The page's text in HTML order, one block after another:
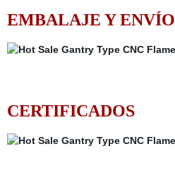
EMBALAJE Y ENVÍO
CERTIFICADOS